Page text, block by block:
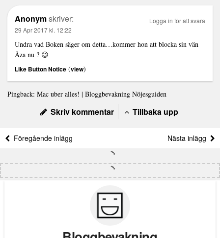
Anonymskriver:
29 Apr 2017 kl. 12:22
Undra vad Boken säger om detta…kommer hon att blocka sin vän
Åza nu ? 😉
Like Button Notice (view)
Logga in för att svara
Pingback: Mac uber alles! | Bloggbevakning Nöjesguiden
Skriv kommentar Tillbaka upp
Föregående inlägg Nästa inlägg